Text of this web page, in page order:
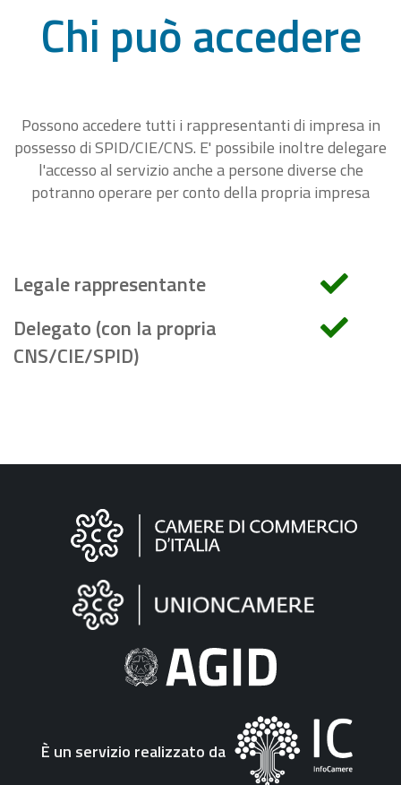
Chi può accedere
Possono accedere tutti i rappresentanti di impresa in
possesso di SPID/CIE/CNS. E' possibile inoltre delegare
l'accesso al servizio anche a persone diverse che
potranno operare per conto della propria impresa
Legale rappresentante
Delegato (con la propria
CNS/CIE/SPID)
Informazioni
"Fattura
Elettronica"
È un servizio realizzato da